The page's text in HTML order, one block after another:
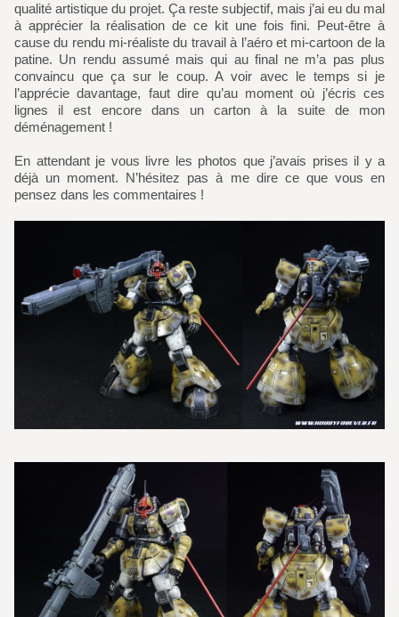
qualité artistique du projet. Ça reste subjectif, mais j’ai eu du mal
à apprécier la réalisation de ce kit une fois fini. Peut-être à
cause du rendu mi-réaliste du travail à l’aéro et mi-cartoon de la
patine. Un rendu assumé mais qui au final ne m’a pas plus
convaincu que ça sur le coup. A voir avec le temps si je
l’apprécie davantage, faut dire qu’au moment où j’écris ces
lignes il est encore dans un carton à la suite de mon
déménagement !
En attendant je vous livre les photos que j’avais prises il y a
déjà un moment. N’hésitez pas à me dire ce que vous en
pensez dans les commentaires !